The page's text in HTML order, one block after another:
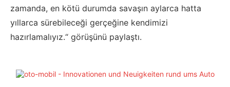
zamanda, en kötü durumda savaşın aylarca hatta
yıllarca sürebileceği gerçeğine kendimizi
hazırlamalıyız.“ görüşünü paylaştı.